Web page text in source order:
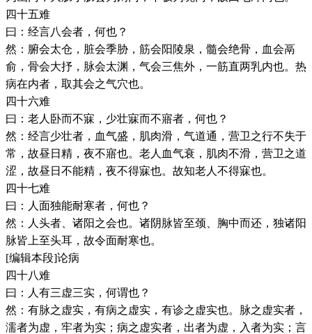
四十五难
曰：经言八会者，何也？
然：腑会太仓，脏会季胁，筋会阳陵泉，髓会绝骨，血会鬲
俞，骨会大抒，脉会太渊，气会三焦外，一筋直两乳内也。热
病在内者，取其会之气穴也。
四十六难
曰：老人卧而不寐，少壮寐而不寤者，何也？
然：经言少壮者，血气盛，肌肉滑，气道通，营卫之行不失于
常，故昼日精，夜不寤也。老人血气衰，肌肉不滑，营卫之道
涩，故昼日不能精，夜不得寐也。故知老人不得寐也。
四十七难
曰：人面独能耐寒者，何也？
然：人头者、诸阳之会也。诸阴脉皆至颈、胸中而还，独诸阳
脉皆上至头耳，故令面耐寒也。
[编辑本段]论病
四十八难
曰：人有三虚三实，何谓也？
然：有脉之虚实，有病之虚实，有诊之虚实也。脉之虚实者，
濡者为虚，牢者为实；病之虚实者，出者为虚，入者为实；言